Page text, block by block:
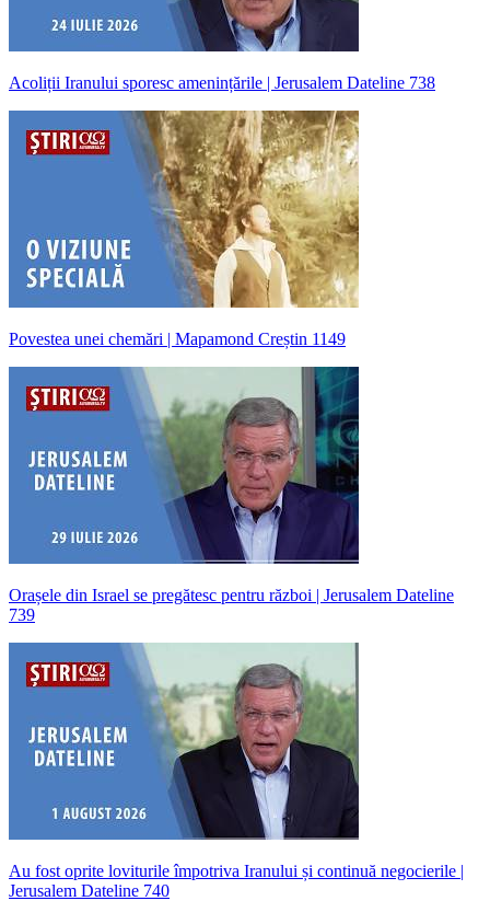
Acoliții Iranului sporesc amenințările | Jerusalem Dateline 738
Povestea unei chemări | Mapamond Creștin 1149
Orașele din Israel se pregătesc pentru război | Jerusalem Dateline
739
Au fost oprite loviturile împotriva Iranului și continuă negocierile |
Jerusalem Dateline 740